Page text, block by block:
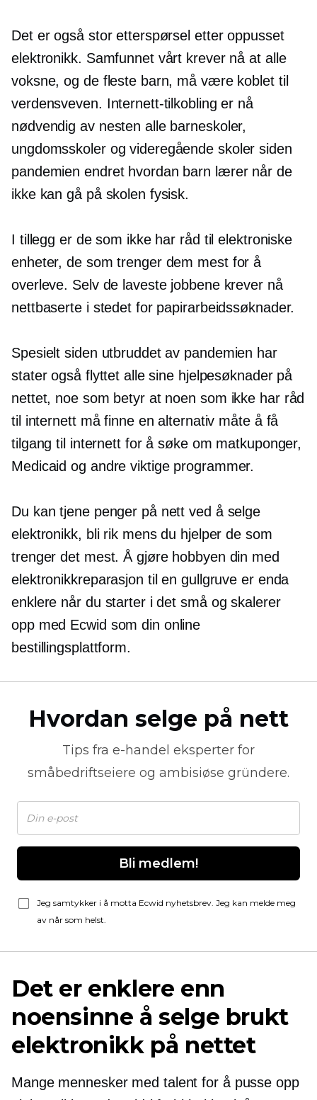
Det er også stor etterspørsel etter oppusset
elektronikk. Samfunnet vårt krever nå at alle
voksne, og de fleste barn, må være koblet til
verdensveven. Internett-tilkobling er nå
nødvendig av nesten alle barneskoler,
ungdomsskoler og videregående skoler siden
pandemien endret hvordan barn lærer når de
ikke kan gå på skolen fysisk.
I tillegg er de som ikke har råd til elektroniske
enheter, de som trenger dem mest for å
overleve. Selv de laveste jobbene krever nå
nettbaserte i stedet for papirarbeidssøknader.
Spesielt siden utbruddet av pandemien har
stater også flyttet alle sine hjelpesøknader på
nettet, noe som betyr at noen som ikke har råd
til internett må finne en alternativ måte å få
tilgang til internett for å søke om matkuponger,
Medicaid og andre viktige programmer.
Du kan tjene penger på nett ved å selge
elektronikk, bli rik mens du hjelper de som
trenger det mest. Å gjøre hobbyen din med
elektronikkreparasjon til en gullgruve er enda
enklere når du starter i det små og skalerer
opp med Ecwid som din online
bestillingsplattform.
Hvordan selge på nett
Tips fra e-handel eksperter for
småbedriftseiere og ambisiøse gründere.
Bli medlem!
Jeg samtykker i å motta Ecwid nyhetsbrev. Jeg kan melde meg
av når som helst.
Det er enklere enn
noensinne å selge brukt
elektronikk på nettet
Mange mennesker med talent for å pusse opp